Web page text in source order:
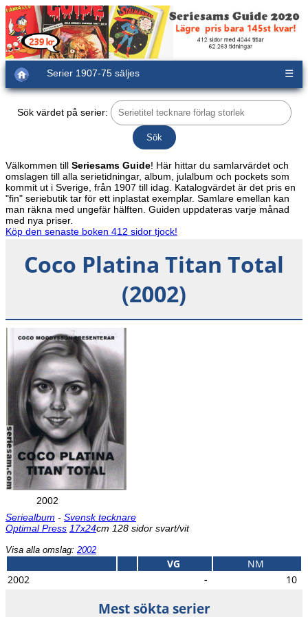
Serier 1907-75 säljes ☰
Sök värdet på serier:
Välkommen till Seriesams Guide! Här hittar du samlarvärdet och
omslagen till alla serietidningar, album, julalbum och pockets som
kommit ut i Sverige, från 1907 till idag. Katalogvärdet är det pris en
"fin" seriebutik tar för ett inplastat exemplar. Samlare emellan kan
man räkna med ungefär hälften. Guiden uppdateras varje månad
med nya priser.
Köp den senaste boken 412 sidor tjock!
Coco Platina Titan Total
(2002)
2002
Seriealbum - Svensk tecknare
Optimal Press 17x24cm 128 sidor svart/vit
Visa alla omslag: 2002
VG
NM
2002
- 10
Mest sökta serier